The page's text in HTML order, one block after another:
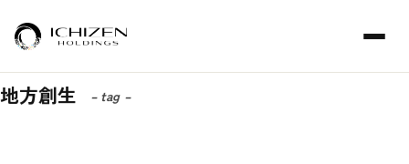
地方創生 – tag –